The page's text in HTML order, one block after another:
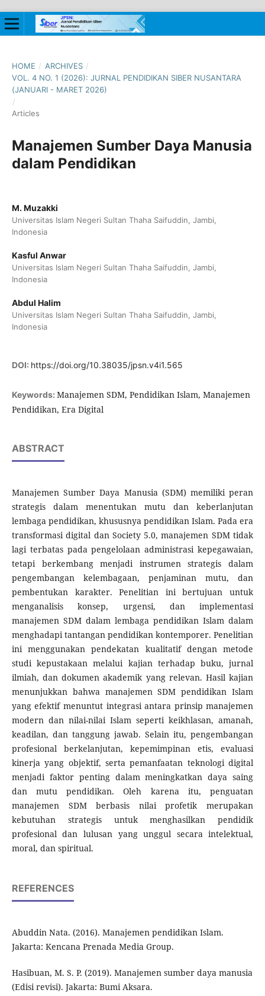
HOME / ARCHIVES /
VOL. 4 NO. 1 (2026): JURNAL PENDIDIKAN SIBER NUSANTARA
(JANUARI - MARET 2026)
/
Articles
Manajemen Sumber Daya Manusia
dalam Pendidikan
M. Muzakki
Universitas Islam Negeri Sultan Thaha Saifuddin, Jambi,
Indonesia
Kasful Anwar
Universitas Islam Negeri Sultan Thaha Saifuddin, Jambi,
Indonesia
Abdul Halim
Universitas Islam Negeri Sultan Thaha Saifuddin, Jambi,
Indonesia
DOI: https://doi.org/10.38035/jpsn.v4i1.565
Keywords: Manajemen SDM, Pendidikan Islam, Manajemen
Pendidikan, Era Digital
ABSTRACT
Manajemen Sumber Daya Manusia (SDM) memiliki peran
strategis dalam menentukan mutu dan keberlanjutan
lembaga pendidikan, khususnya pendidikan Islam. Pada era
transformasi digital dan Society 5.0, manajemen SDM tidak
lagi terbatas pada pengelolaan administrasi kepegawaian,
tetapi berkembang menjadi instrumen strategis dalam
pengembangan kelembagaan, penjaminan mutu, dan
pembentukan karakter. Penelitian ini bertujuan untuk
menganalisis konsep, urgensi, dan implementasi
manajemen SDM dalam lembaga pendidikan Islam dalam
menghadapi tantangan pendidikan kontemporer. Penelitian
ini menggunakan pendekatan kualitatif dengan metode
studi kepustakaan melalui kajian terhadap buku, jurnal
ilmiah, dan dokumen akademik yang relevan. Hasil kajian
menunjukkan bahwa manajemen SDM pendidikan Islam
yang efektif menuntut integrasi antara prinsip manajemen
modern dan nilai-nilai Islam seperti keikhlasan, amanah,
keadilan, dan tanggung jawab. Selain itu, pengembangan
profesional berkelanjutan, kepemimpinan etis, evaluasi
kinerja yang objektif, serta pemanfaatan teknologi digital
menjadi faktor penting dalam meningkatkan daya saing
dan mutu pendidikan. Oleh karena itu, penguatan
manajemen SDM berbasis nilai profetik merupakan
kebutuhan strategis untuk menghasilkan pendidik
profesional dan lulusan yang unggul secara intelektual,
moral, dan spiritual.
REFERENCES
Abuddin Nata. (2016). Manajemen pendidikan Islam.
Jakarta: Kencana Prenada Media Group.
Hasibuan, M. S. P. (2019). Manajemen sumber daya manusia
(Edisi revisi). Jakarta: Bumi Aksara.